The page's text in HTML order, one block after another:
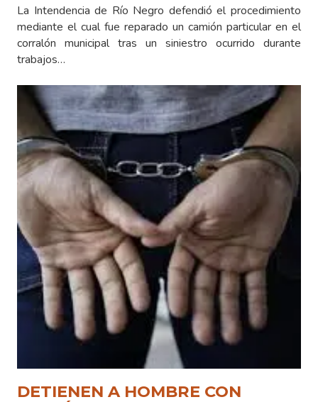
La Intendencia de Río Negro defendió el procedimiento
mediante el cual fue reparado un camión particular en el
corralón municipal tras un siniestro ocurrido durante
trabajos…
DETIENEN A HOMBRE CON